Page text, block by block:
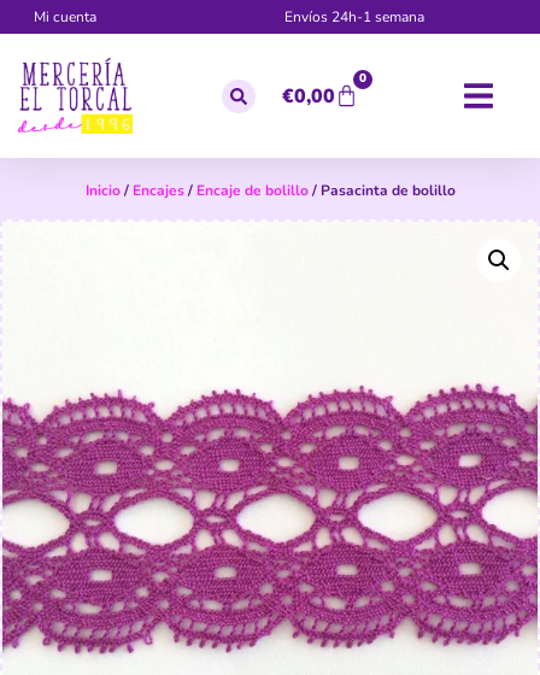
Mi cuenta Envíos 24h-1 semana
€0,00
0
Inicio/ Encajes/ Encaje de bolillo/ Pasacinta de bolillo